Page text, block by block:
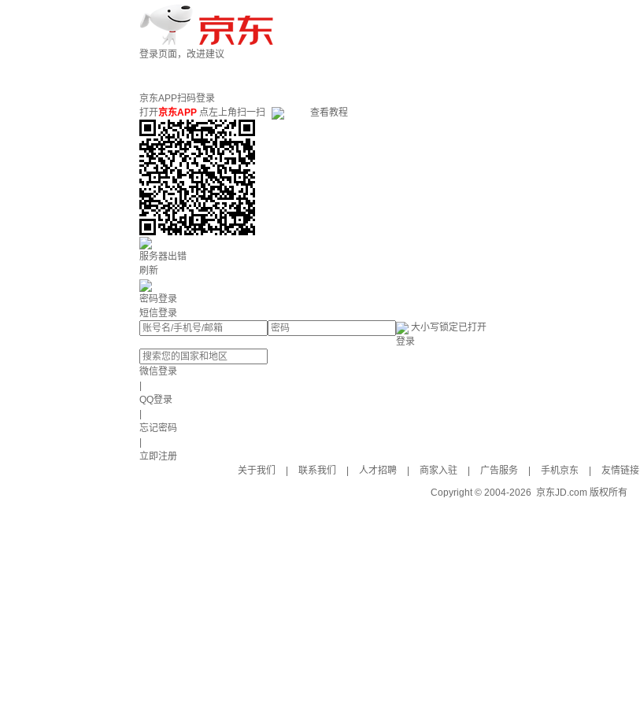
登录页面，改进建议
京东APP扫码登录
打开京东APP 点左上角扫一扫 查看教程
服务器出错
刷新
密码登录
短信登录
大小写锁定已打开
登录
微信登录
QQ登录
忘记密码
立即注册
关于我们
联系我们 人才招聘 商家入驻 广告服务 手机京东 友情链接
Copyright © 2004-2026 京东JD.com 版权所有